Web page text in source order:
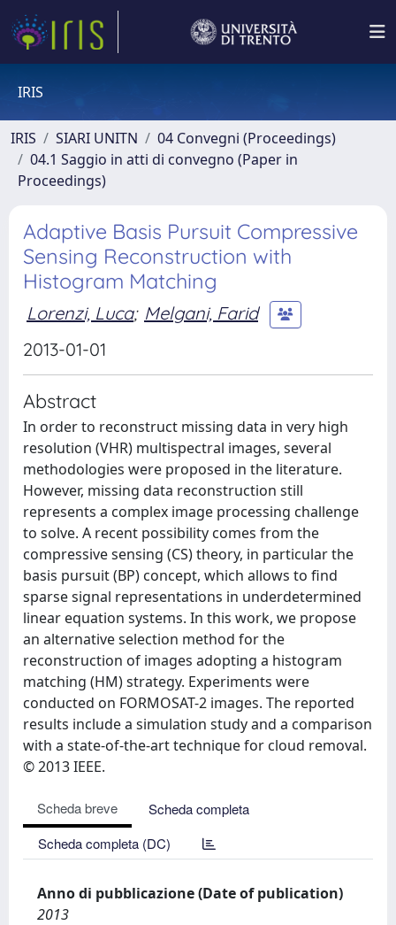
IRIS
IRIS SIARI UNITN
04 Convegni (Proceedings)
04.1 Saggio in atti di convegno (Paper in
Proceedings)
Adaptive Basis Pursuit Compressive
Sensing Reconstruction with
Histogram Matching
Lorenzi, Luca; Melgani, Farid
2013-01-01
Abstract
In order to reconstruct missing data in very high
resolution (VHR) multispectral images, several
methodologies were proposed in the literature.
However, missing data reconstruction still
represents a complex image processing challenge
to solve. A recent possibility comes from the
compressive sensing (CS) theory, in particular the
basis pursuit (BP) concept, which allows to find
sparse signal representations in underdetermined
linear equation systems. In this work, we propose
an alternative selection method for the
reconstruction of images adopting a histogram
matching (HM) strategy. Experiments were
conducted on FORMOSAT-2 images. The reported
results include a simulation study and a comparison
with a state-of-the-art technique for cloud removal.
© 2013 IEEE.
Scheda breve
Scheda completa
Scheda completa (DC)
Anno di pubblicazione (Date of publication)
2013